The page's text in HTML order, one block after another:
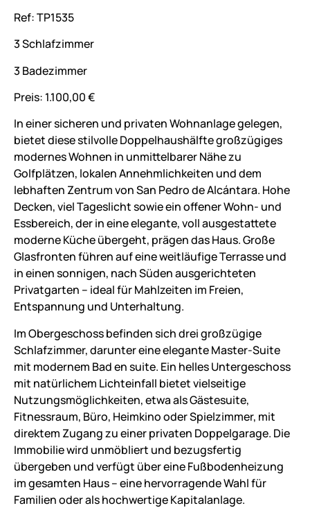
Ref: TP1535
3 Schlafzimmer
3 Badezimmer
Preis: 1.100,00 €
In einer sicheren und privaten Wohnanlage gelegen,
bietet diese stilvolle Doppelhaushälfte großzügiges
modernes Wohnen in unmittelbarer Nähe zu
Golfplätzen, lokalen Annehmlichkeiten und dem
lebhaften Zentrum von San Pedro de Alcántara. Hohe
Decken, viel Tageslicht sowie ein offener Wohn- und
Essbereich, der in eine elegante, voll ausgestattete
moderne Küche übergeht, prägen das Haus. Große
Glasfronten führen auf eine weitläufige Terrasse und
in einen sonnigen, nach Süden ausgerichteten
Privatgarten – ideal für Mahlzeiten im Freien,
Entspannung und Unterhaltung.
Im Obergeschoss befinden sich drei großzügige
Schlafzimmer, darunter eine elegante Master-Suite
mit modernem Bad en suite. Ein helles Untergeschoss
mit natürlichem Lichteinfall bietet vielseitige
Nutzungsmöglichkeiten, etwa als Gästesuite,
Fitnessraum, Büro, Heimkino oder Spielzimmer, mit
direktem Zugang zu einer privaten Doppelgarage. Die
Immobilie wird unmöbliert und bezugsfertig
übergeben und verfügt über eine Fußbodenheizung
im gesamten Haus – eine hervorragende Wahl für
Familien oder als hochwertige Kapitalanlage.